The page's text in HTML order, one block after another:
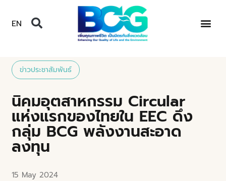
EN
ข่าวประชาสัมพันธ์
นิคมอุตสาหกรรม Circular
แห่งแรกของไทยใน EEC ดึง
กลุ่ม BCG พลังงานสะอาด
ลงทุน
15 May 2024